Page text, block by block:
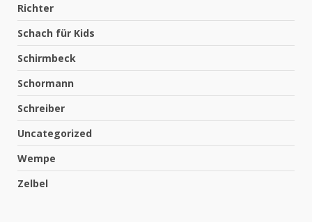
Richter
Schach für Kids
Schirmbeck
Schormann
Schreiber
Uncategorized
Wempe
Zelbel